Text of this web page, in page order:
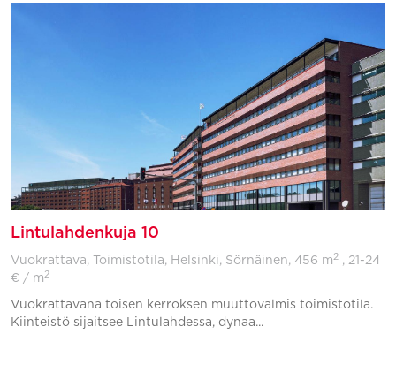
Lintulahdenkuja 10
Vuokrattava, Toimistotila, Helsinki, Sörnäinen, 456 m 2 , 21-24
€ / m 2
Vuokrattavana toisen kerroksen muuttovalmis toimistotila.
Kiinteistö sijaitsee Lintulahdessa, dynaa...